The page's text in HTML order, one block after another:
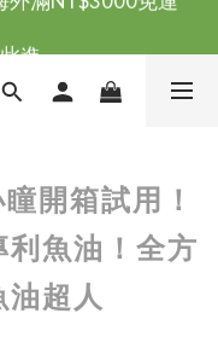
外滿NT$3000免運
開箱試用！
魚油！全方
超人